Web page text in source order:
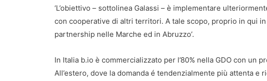
‘L’obiettivo – sottolinea Galassi – è implementare
con cooperative di altri territori. A tale scopo, proprio in qui
partnership nelle Marche ed in Abruzzo’.
In Italia b.io è commercializzato per l’80% nella GDO con un
All’estero, dove la domanda é tendenzialmente più attenta e